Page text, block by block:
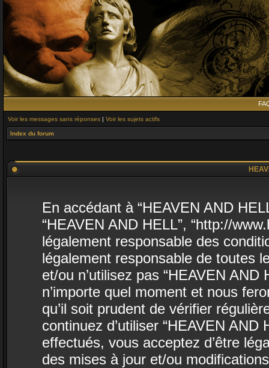
Voir les messages sans réponses | Voir les sujets actifs
Index du forum
En accédant à “HEAVEN AND
“HEAVEN AND HELL”, “http://
légalement responsable des
légalement responsable de toutes
et/ou n’utilisez pas “HEAVEN
n’importe quel moment et nous
qu’il soit prudent de vérifier
continuez d’utiliser “HEAVEN
effectués, vous acceptez d’être
des mises à jour et/ou